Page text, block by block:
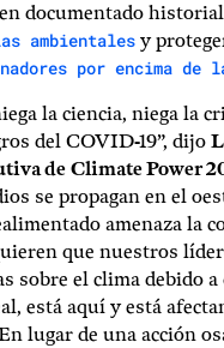
documentado
ambientales y
por encima de
la ciencia, niega la
del COVID-19”, dijo
de Climate Power
se propagan en el
amenaza la
que nuestros
sobre el clima debido
está aquí y está
lugar de una acción